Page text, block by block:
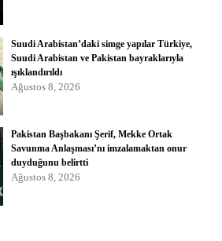
Suudi Arabistan’daki simge yapılar Türkiye,
Suudi Arabistan ve Pakistan bayraklarıyla
ışıklandırıldı
Ağustos 8, 2026
Pakistan Başbakanı Şerif, Mekke Ortak
Savunma Anlaşması’nı imzalamaktan onur
duyduğunu belirtti
Ağustos 8, 2026